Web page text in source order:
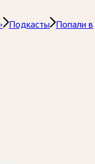
Подкасты
Попали в